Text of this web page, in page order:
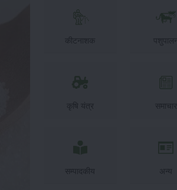
कीटनाशक पशुपालन
कृषि यंत्र समाचार
सम्पादकीय अन्य